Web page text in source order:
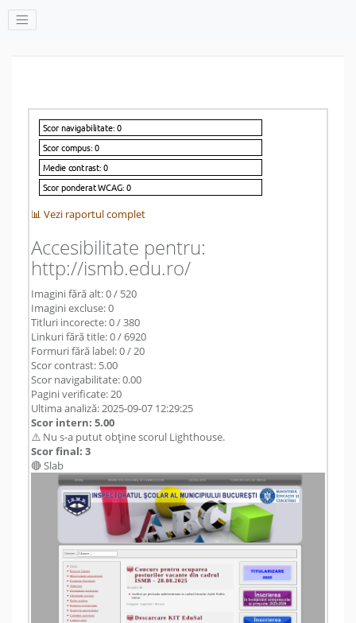
📊 Vezi raportul complet
Accesibilitate pentru:
http://ismb.edu.ro/
Imagini fără alt: 0 / 520
Imagini excluse: 0
Titluri incorecte: 0 / 380
Linkuri fără title: 0 / 6920
Formuri fără label: 0 / 20
Scor contrast: 5.00
Scor navigabilitate: 0.00
Pagini verificate: 20
Ultima analiză: 2025-09-07 12:29:25
Scor intern: 5.00
⚠️ Nu s-a putut obține scorul Lighthouse.
Scor final: 3
🔴 Slab